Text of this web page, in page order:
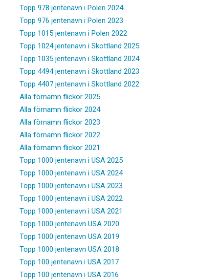
Topp 978 jentenavn i Polen 2024
Topp 976 jentenavn i Polen 2023
Topp 1015 jentenavn i Polen 2022
Topp 1024 jentenavn i Skottland 2025
Topp 1035 jentenavn i Skottland 2024
Topp 4494 jentenavn i Skottland 2023
Topp 4407 jentenavn i Skottland 2022
Alla förnamn flickor 2025
Alla förnamn flickor 2024
Alla förnamn flickor 2023
Alla förnamn flickor 2022
Alla förnamn flickor 2021
Topp 1000 jentenavn i USA 2025
Topp 1000 jentenavn i USA 2024
Topp 1000 jentenavn i USA 2023
Topp 1000 jentenavn i USA 2022
Topp 1000 jentenavn i USA 2021
Topp 1000 jentenavn USA 2020
Topp 1000 jentenavn USA 2019
Topp 1000 jentenavn USA 2018
Topp 100 jentenavn i USA 2017
Topp 100 jentenavn i USA 2016